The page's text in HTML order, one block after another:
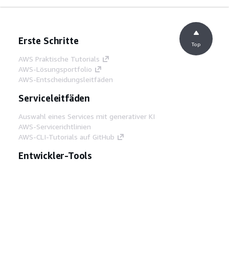
Erste Schritte
AWS Praktische Tutorials
AWS-Lösungsportfolio
AWS-Entscheidungsleitfäden
Serviceleitfäden
Auswahl eines Services mit generativer KI
AWS-Servicerichtlinien
AWS-CLI-Tutorials auf GitHub
Entwickler-Tools
Top